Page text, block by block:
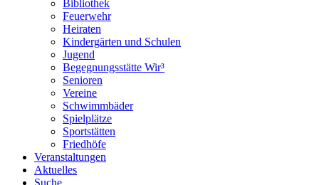
Bibliothek
Feuerwehr
Heiraten
Kindergärten und Schulen
Jugend
Begegnungsstätte Wir³
Senioren
Vereine
Schwimmbäder
Spielplätze
Sportstätten
Friedhöfe
Veranstaltungen
Aktuelles
Suche